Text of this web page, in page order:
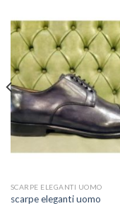
SCARPE ELEGANTI UOMO
scarpe eleganti uomo